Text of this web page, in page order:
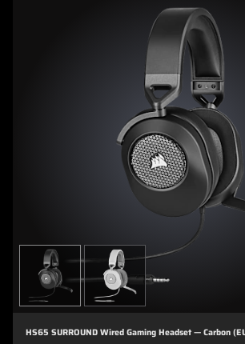
HS65 SURROUND Wired Gaming Headset — Carbon